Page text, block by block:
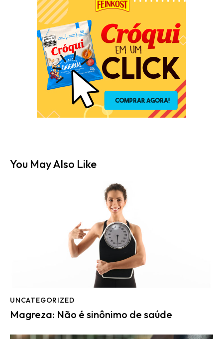
You May Also Like
UNCATEGORIZED
Magreza: Não é sinônimo de saúde